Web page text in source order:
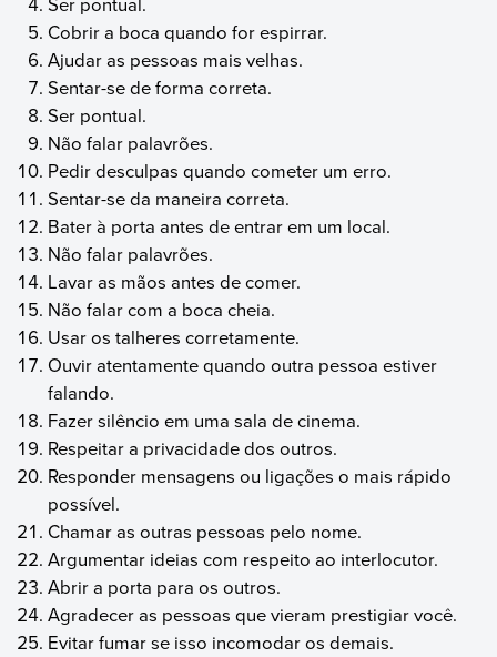
Cobrir a boca quando for espirrar.
Ajudar as pessoas mais velhas.
Sentar-se de forma correta.
Ser pontual.
Não falar palavrões.
Pedir desculpas quando cometer um erro.
Sentar-se da maneira correta.
Bater à porta antes de entrar em um local.
Não falar palavrões.
Lavar as mãos antes de comer.
Não falar com a boca cheia.
Usar os talheres corretamente.
Ouvir atentamente quando outra pessoa estiver
falando.
Fazer silêncio em uma sala de cinema.
Respeitar a privacidade dos outros.
Responder mensagens ou ligações o mais rápido
possível.
Chamar as outras pessoas pelo nome.
Argumentar ideias com respeito ao interlocutor.
Abrir a porta para os outros.
Agradecer as pessoas que vieram prestigiar você.
Evitar fumar se isso incomodar os demais.